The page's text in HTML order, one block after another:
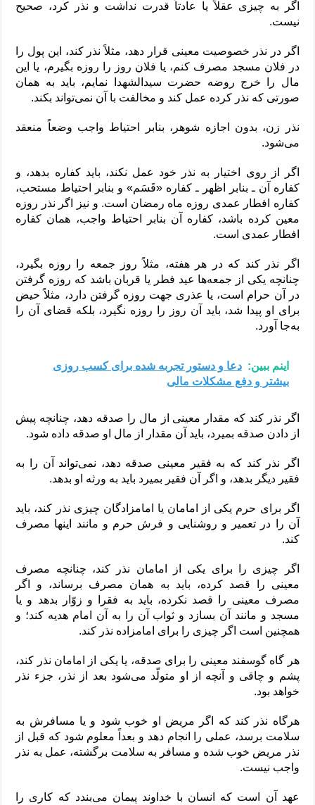
اگر به چیزی عقلاً یا عادتاً قدرت نداشت و نذر کرد، صحیح
نیست.
اگر در نذر خصوصیت معینی قرار دهد، مثلاً نذر کند، این پول را
در فلان مسجد مصرف کنم، یا فلان روز را روزه بگیرم، یا این
مال را خرج روضه حضرت سیدالشهدا نمایم، باید به همان
صورتی که نذر کرده عمل کند و مخالفت با آن نمی‌تواند بکند.
نذر زن، بدون اجازه شوهر، بنابر احتیاط واجب وضعاً منعقد
می‌شود.
اگر از روی اختیار به نذر خود عمل نکند، باید کفاره بدهد، و
کفاره آن ـ بنابر اظهر ـ کفاره «قَسَم» و بنابر احتیاط مستحب،
کفاره افطار عمدی روزه ماه رمضان است. و نیز اگر نذر روزه
معین کرده باشد، کفاره آن بنابر احتیاط واجب، همان کفاره
افطار عمدی است.
اگر نذر کند که در هر هفته، مثلاً روز جمعه را روزه بگیرد،
چنانچه یکی از جمعه‌ها عید فطر یا قربان باشد که روزه گرفتن
در آن حرام است، یا عذری جهت روزه گرفتن دارد، مثلاً حیض
برای او پیدا شد، باید آن روز را روزه نگیرد، بلکه قضای آن را
به‌جا آورد.
اینم ببین: دعا و دستور تجربه شده برای کسب روزی
بیشتر و دفع مشکلات مالی
اگر نذر کند که مقدار معینی از مال را صدقه دهد، چنانچه پیش
از دادن صدقه بمیرد، باید آن مقدار از مال او صدقه داده شود.
اگر نذر کند که به فقیر معینی صدقه دهد، نمی‌تواند آن را به
فقیر دیگر بدهد، و اگر آن فقیر بمیرد باید به ورثه او بدهد.
اگر برای حرم یکی از امامان یا امامزادگان چیزی نذر کند، باید
آن را در تعمیر و روشنایی و فرش حرم و مانند اینها مصرف
کند.
اگر چیزی را برای یکی از امامان نذر کند، چنانچه مصرف
معینی را قصد کرده، باید به همان مصرف برساند، و اگر
مصرف معینی را قصد نکرده، باید به فقرا و زوّار بدهد و یا
مسجد و مانند آن بسازد و ثواب آن را به آن امام هدیه کند؛ و
همچنین است اگر چیزی را برای امامزاده نذر کند.
هر گاه گوسفند معینی را برای صدقه، یا یکی از امامان نذر کند،
پشم و چاقی و آنچه از او متولّد می‌شود بعد از نذر، جزء نذر
خواهد بود.
هرگاه نذر کند که اگر مریض او خوب شود و یا مسافرش به
سلامت برسد، عملی را انجام دهد و بعداً معلوم شود که قبل از
نذر مریض خوب شده و مسافر به سلامت برگشته، عمل به نذر
واجب نیست.
عهد آن است که انسان با خداوند پیمان می‌بندد که کاری را